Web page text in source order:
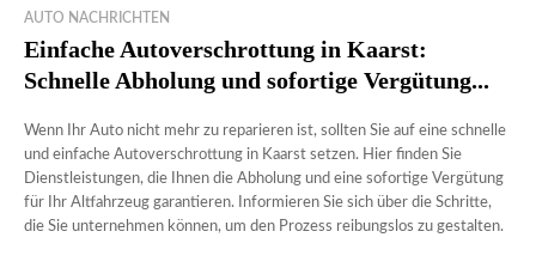
AUTO NACHRICHTEN
Einfache Autoverschrottung in Kaarst:
Schnelle Abholung und sofortige Vergütung...
Wenn Ihr Auto nicht mehr zu reparieren ist, sollten Sie auf eine schnelle
und einfache Autoverschrottung in Kaarst setzen. Hier finden Sie
Dienstleistungen, die Ihnen die Abholung und eine sofortige Vergütung
für Ihr Altfahrzeug garantieren. Informieren Sie sich über die Schritte,
die Sie unternehmen können, um den Prozess reibungslos zu gestalten.